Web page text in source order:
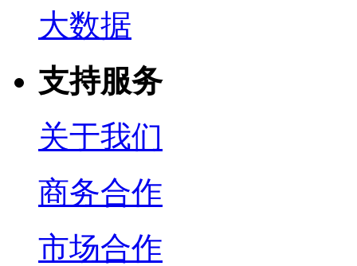
大数据
支持服务
关于我们
商务合作
市场合作